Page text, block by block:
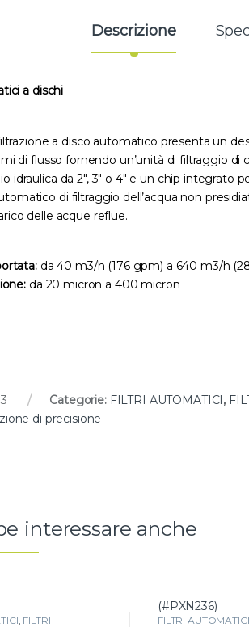
Descrizione
a dischi
a disco automatico presenta un
di flusso fornendo un’unità di filtraggio
idraulica da 2″, 3″ o 4″ e un chip
di filtraggio dell’acqua non
delle acque reflue.
da 40 m3/h (176 gpm) a 640 m3/h
da 20 micron a 400 micron
Categorie: FILTRI AUTOMATICI ,
di precisione
interessare anche
, FILTRI
(#PXN236)
FILTRI AUTOMATICI